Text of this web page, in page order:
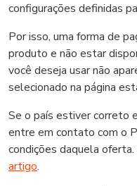
configurações definidas
Por isso, uma forma de
produto e não estar
você deseja usar não
selecionado na página
Se o país estiver correto
entre em contato com o
condições daquela
artigo.